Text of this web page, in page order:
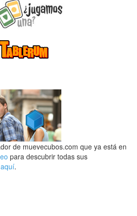
de muevecubos.com que ya está en
para descubrir todas sus
aquí.